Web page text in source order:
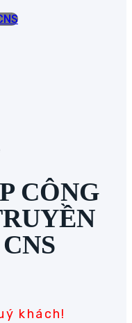
CÔNG
khách!